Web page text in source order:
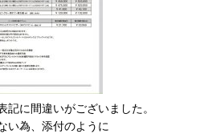
記に間違いがございました。
い為、添付のように